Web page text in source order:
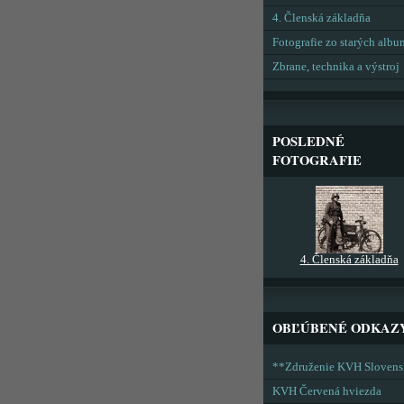
4. Členská základňa
Fotografie zo starých
Zbrane, technika a výstroj
POSLEDNÉ
FOTOGRAFIE
4. Členská základňa
OBĽÚBENÉ
**Združenie KVH
KVH Červená hviezda